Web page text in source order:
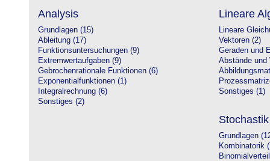
Analysis
Grundlagen (15)
Ableitung (17)
Funktionsuntersuchungen (9)
Extremwertaufgaben (9)
Gebrochenrationale Funktionen (6)
Exponentialfunktionen (1)
Integralrechnung (6)
Sonstiges (2)
Lineare
Lineare
Vektoren (2)
Geraden und
Abstände und
Sonstiges (1)
Stochastik
Grundlagen
Kombinatorik